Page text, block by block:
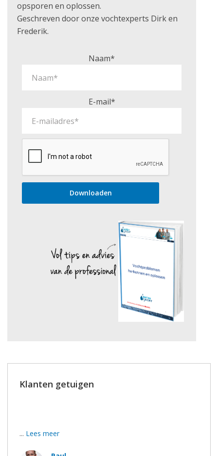
opsporen en oplossen.
Geschreven door onze vochtexperts Dirk en
Frederik.
Naam*
E-mail*
Klanten getuigen
... Lees meer